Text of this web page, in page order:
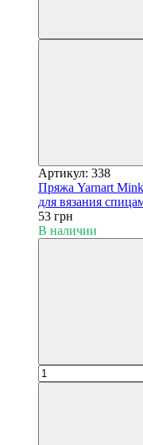
Артикул: 338
Пряжа Yarnart
для вязания
53 грн
В наличии